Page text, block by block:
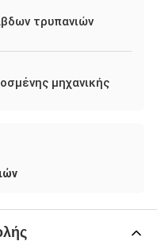
τρυπανιών
μηχανικής